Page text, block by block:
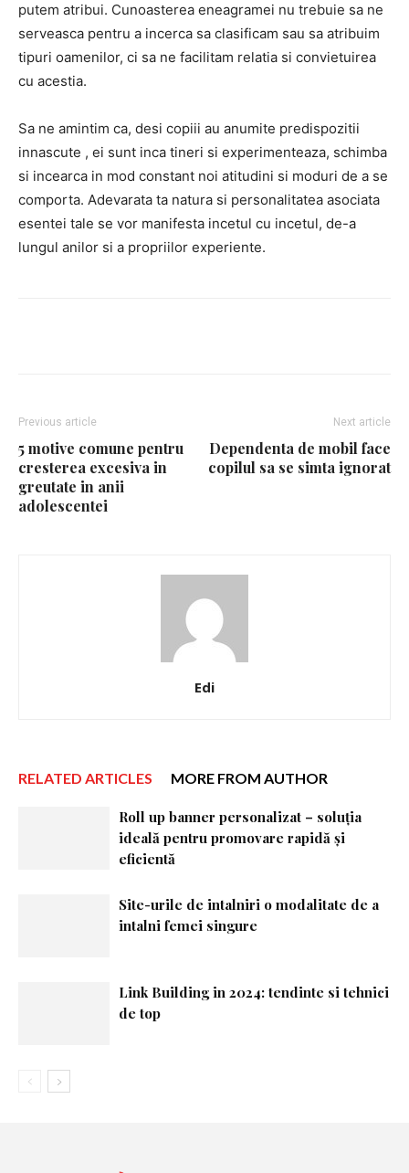
putem atribui. Cunoasterea eneagramei nu trebuie sa ne
serveasca pentru a incerca sa clasificam sau sa atribuim
tipuri oamenilor, ci sa ne facilitam relatia si convietuirea
cu acestia.
Sa ne amintim ca, desi copiii au anumite predispozitii
innascute , ei sunt inca tineri si experimenteaza, schimba
si incearca in mod constant noi atitudini si moduri de a se
comporta. Adevarata ta natura si personalitatea asociata
esentei tale se vor manifesta incetul cu incetul, de-a
lungul anilor si a propriilor experiente.
Previous article
5 motive comune pentru
cresterea excesiva in
greutate in anii
adolescentei
Next article
Dependenta de mobil face
copilul sa se simta ignorat
Edi
RELATED ARTICLES MORE FROM AUTHOR
Roll up banner personalizat – soluția
ideală pentru promovare rapidă și
eficientă
Site-urile de intalniri o modalitate de a
intalni femei singure
Link Building in 2024: tendinte si tehnici
de top